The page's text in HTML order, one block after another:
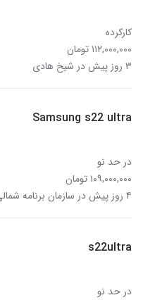
کارکرده
۱۱۲,۰۰۰,۰۰۰ تومان
۳ روز پیش در شیخ هادی
Samsung s22 ultra
در حد نو
۱۰۹,۰۰۰,۰۰۰ تومان
۴ روز پیش در سازمان برنامه شمالی
s22ultra
در حد نو